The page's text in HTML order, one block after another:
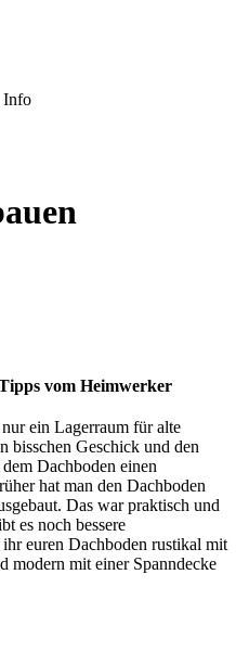
Info
vom Heimwerker
ein Lagerraum für alte
bisschen Geschick und den
Dachboden einen
hat man den Dachboden
Das war praktisch und
es noch bessere
euren Dachboden rustikal mit
modern mit einer Spanndecke